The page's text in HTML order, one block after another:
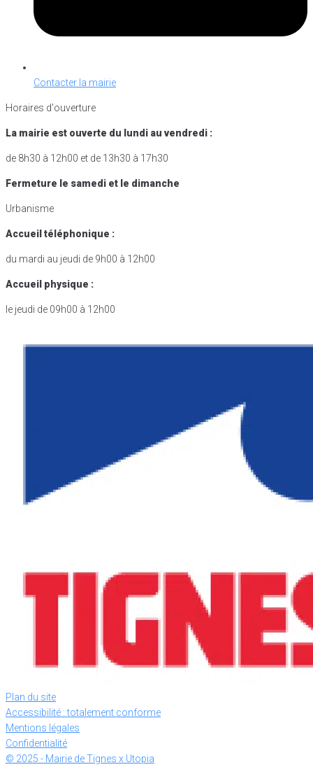
Contacter la mairie
Horaires d'ouverture
La mairie est ouverte du lundi au vendredi :
de 8h30 à 12h00 et de 13h30 à 17h30
Fermeture le samedi et le dimanche
Urbanisme
Accueil téléphonique :
du mardi au jeudi de 9h00 à 12h00
Accueil physique :
le jeudi de 09h00 à 12h00
Plan du site
Accessibilité : totalement conforme
Mentions légales
Confidentialité
© 2025 - Mairie de Tignes x Utopia